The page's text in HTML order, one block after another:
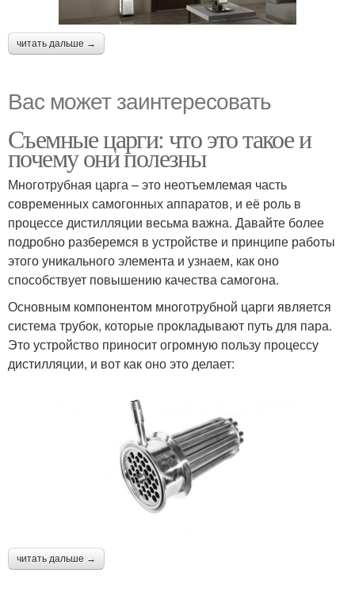
читать дальше →
Вас может заинтересовать
Съемные царги: что это такое и
почему они полезны
Многотрубная царга – это неотъемлемая часть
современных самогонных аппаратов, и её роль в
процессе дистилляции весьма важна. Давайте более
подробно разберемся в устройстве и принципе работы
этого уникального элемента и узнаем, как оно
способствует повышению качества самогона.
Основным компонентом многотрубной царги является
система трубок, которые прокладывают путь для пара.
Это устройство приносит огромную пользу процессу
дистилляции, и вот как оно это делает:
читать дальше →